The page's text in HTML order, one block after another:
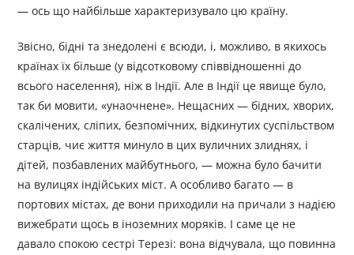
— ось що найбільше характеризувало цю країну.
Звісно, бідні та знедолені є всюди, і, можливо, в якихось
країнах їх більше (у відсотковому співвідношенні до
всього населення), ніж в Індії. Але в Індії це явище було,
так би мовити, «унаочнене». Нещасних — бідних, хворих,
скалічених, сліпих, безпомічних, відкинутих суспільством
старців, чиє життя минуло в цих вуличних злиднях, і
дітей, позбавлених майбутнього, — можна було бачити
на вулицях індійських міст. А особливо багато — в
портових містах, де вони приходили на причали з надією
вижебрати щось в іноземних моряків. І саме це не
давало спокою сестрі Терезі: вона відчувала, що повинна